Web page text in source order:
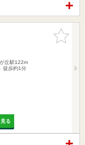
お気に入
りに追加
丘駅122m
徒歩約1分
る